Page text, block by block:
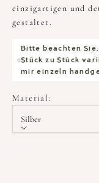
einzigartigen und
gestaltet.
Bitte beachten
Stück zu Stück
mir einzeln
Material:
Silber